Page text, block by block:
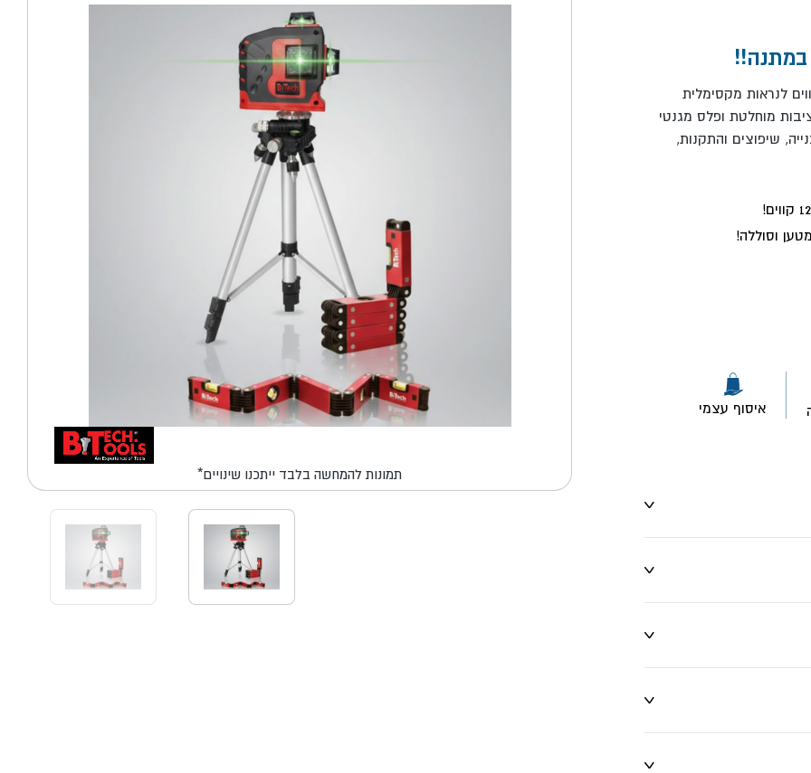
מושלמת למקצוענים הכוללת פלס לייזר ירוק בעל 12 קווים לנראות מקסימלית
בחצובה מקצועית בגובה 1.5 מטר ליציבות מוחלטת ופלס מגנטי
שיפוצים והתקנות,
וסוללה!
איסוף עצמי
*תמונות להמחשה בלבד ייתכנו שינויים